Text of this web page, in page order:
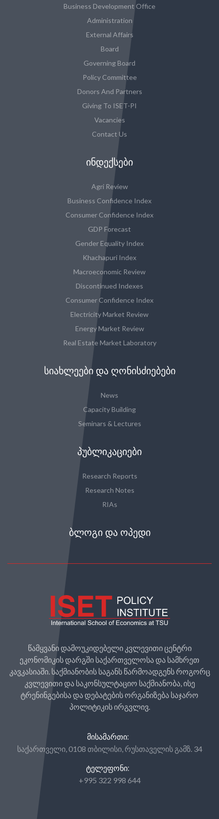
Business Development Office
Administration
External Affairs
Board
Governing Board
Policy Committee
Donors And Partners
Giving To ISET-PI
Vacancies
Contact Us
ᲘᲜᲓᲔᲥᲡᲔᲑᲘ
Agri Review
Business Confidence Index
Consumer Confidence Index
GDP Forecast
Gender Equality Index
Khachapuri Index
Macroeconomic Review
Discontinued Indexes
Consumer Confidence Index
Electricity Market Review
Energy Market Review
Real Estate Market Laboratory
ᲡᲘᲐᲮᲚᲔᲔᲑᲘ ᲓᲐ ᲦᲝᲜᲘᲡᲫᲘᲔᲑᲔᲑᲘ
News
Capacity Building
Seminars & Lectures
ᲞᲣᲑᲚᲘᲙᲐᲪᲘᲔᲑᲘ
Research Reports
Research Notes
RIAs
ᲑᲚᲝᲒᲘ ᲓᲐ ᲝᲞᲔᲓᲘ
წამყვანი დამოუკიდებელი კვლევითი ცენტრი
ეკონომიკის დარგში საქართველოსა და სამხრეთ
კავკასიაში. საქმიანობის საგანს წარმოადგენს როგორც
კვლევითი და საკონსულტაციო საქმიანობა, ისე
ტრენინგებისა და დებატების ორგანიზება საჯარო
პოლიტიკის ირგვლივ.
ᲛᲘᲡᲐᲛᲐᲠᲗᲘ:
საქართველი, 0108 თბილისი, რუსთაველის გამზ. 34
ᲢᲔᲚᲔᲤᲝᲜᲘ:
+995 322 998 644